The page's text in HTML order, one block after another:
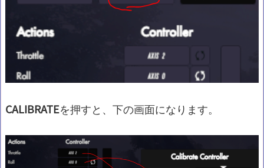
CALIBRATEを押すと、下の画面になります。